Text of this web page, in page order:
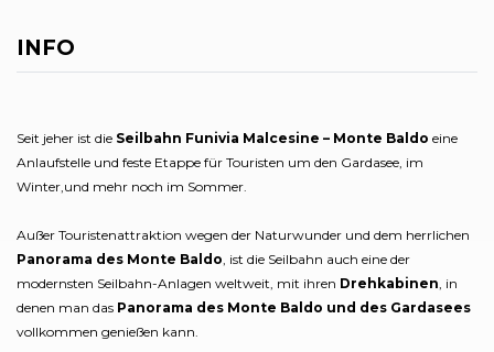
INFO
Seit jeher ist die Seilbahn Funivia Malcesine – Monte Baldo eine
Anlaufstelle und feste Etappe für Touristen um den Gardasee, im
Winter,und mehr noch im Sommer.
Außer Touristenattraktion wegen der Naturwunder und dem herrlichen
Panorama des Monte Baldo , ist die Seilbahn auch eine der
modernsten Seilbahn-Anlagen weltweit, mit ihren Drehkabinen , in
denen man das Panorama des Monte Baldo und des Gardasees
vollkommen genießen kann.